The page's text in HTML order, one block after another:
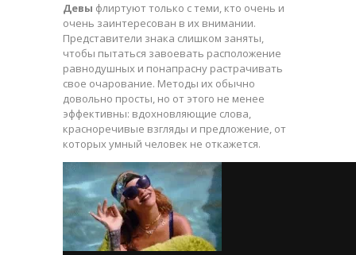
Девы флиртуют только с теми, кто очень и
очень заинтересован в их внимании.
Представители знака слишком заняты,
чтобы пытаться завоевать расположение
равнодушных и понапрасну растрачивать
свое очарование. Методы их обычно
довольно просты, но от этого не менее
эффективны: вдохновляющие слова,
красноречивые взгляды и предложение, от
которых умный человек не откажется.